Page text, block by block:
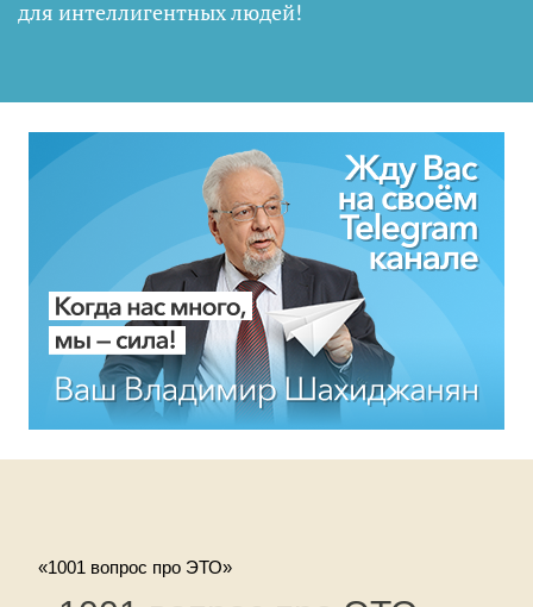
для интеллигентных людей!
«1001 вопрос про ЭТО»